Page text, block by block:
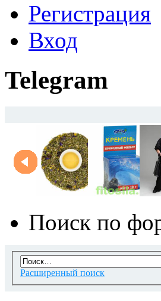
Регистрация
Вход
Telegram
Поиск по
Расширенный поиск